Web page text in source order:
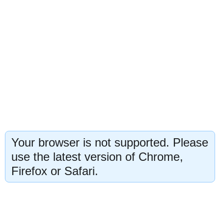
Your browser is not supported. Please
use the latest version of Chrome,
Firefox or Safari.